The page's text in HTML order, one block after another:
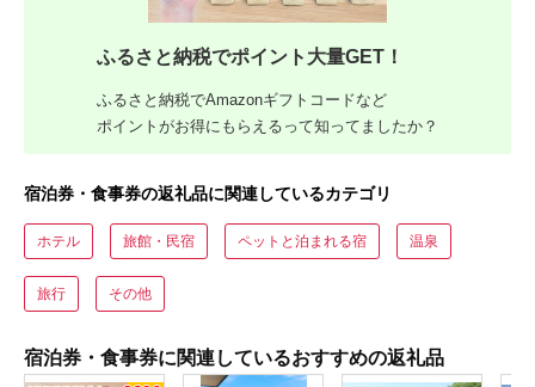
ふるさと納税でポイント大量GET！
ふるさと納税でAmazonギフトコードなど
ポイントがお得にもらえるって知ってましたか？
宿泊券・食事券の返礼品に関連しているカテゴリ
ホテル 旅館・民宿 ペットと泊まれる宿 温泉
旅行 その他
宿泊券・食事券に関連しているおすすめの返礼品